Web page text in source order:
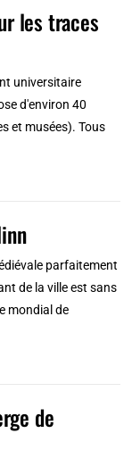
les traces
universitaire
d'environ 40
et musées). Tous
parfaitement
de la ville est sans
mondial de
de